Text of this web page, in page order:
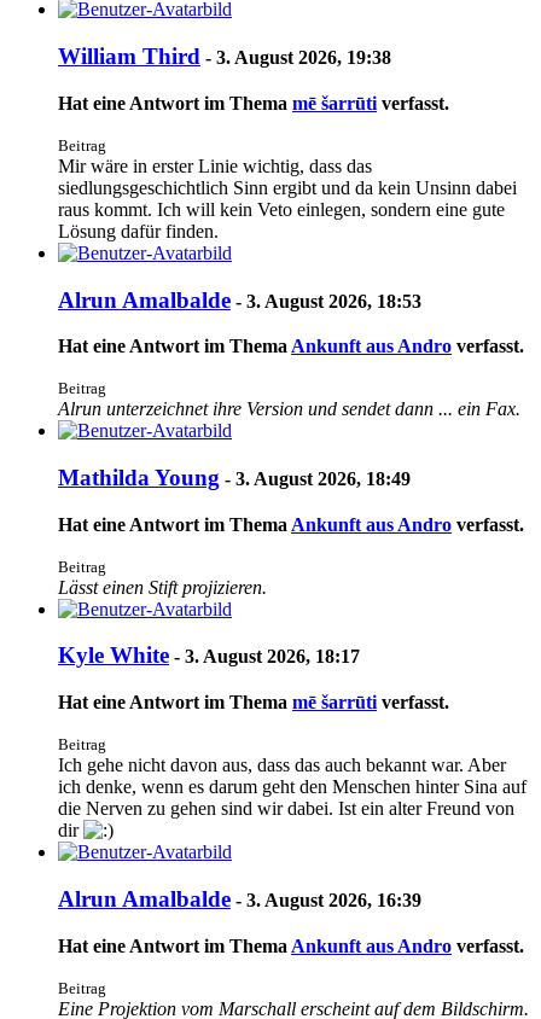
William Third - 3. August 2026, 19:38
Hat eine Antwort im Thema mē šarrūti verfasst.
Beitrag
Mir wäre in erster Linie wichtig, dass das
siedlungsgeschichtlich Sinn ergibt und da kein Unsinn dabei
raus kommt. Ich will kein Veto einlegen, sondern eine gute
Lösung dafür finden.
Alrun Amalbalde - 3. August 2026, 18:53
Hat eine Antwort im Thema Ankunft aus Andro verfasst.
Beitrag
Alrun unterzeichnet ihre Version und sendet dann ... ein Fax.
Mathilda Young - 3. August 2026, 18:49
Hat eine Antwort im Thema Ankunft aus Andro verfasst.
Beitrag
Lässt einen Stift projizieren.
Kyle White - 3. August 2026, 18:17
Hat eine Antwort im Thema mē šarrūti verfasst.
Beitrag
Ich gehe nicht davon aus, dass das auch bekannt war. Aber
ich denke, wenn es darum geht den Menschen hinter Sina auf
die Nerven zu gehen sind wir dabei. Ist ein alter Freund von
dir
Alrun Amalbalde - 3. August 2026, 16:39
Hat eine Antwort im Thema Ankunft aus Andro verfasst.
Beitrag
Eine Projektion vom Marschall erscheint auf dem Bildschirm.